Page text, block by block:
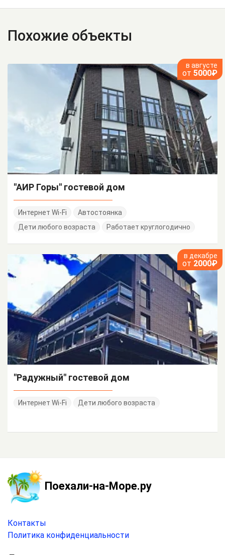
Похожие объекты
в августе
от 5000₽
"АИР Горы" гостевой дом
Интернет Wi-Fi
Автостоянка
Дети любого возраста
Работает круглогодично
в декабре
от 2000₽
"Радужный" гостевой дом
Интернет Wi-Fi Дети любого возраста
Поехали-на-Море.ру
Контакты
Политика конфиденциальности